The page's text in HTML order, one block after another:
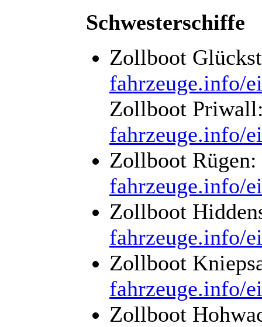
Schwesterschiffe
Zollboot
fahrzeuge.info/
Zollboot
fahrzeuge.info/
Zollboot Rügen:
fahrzeuge.info/
Zollboot
fahrzeuge.info/
Zollboot
fahrzeuge.info/
Zollboot